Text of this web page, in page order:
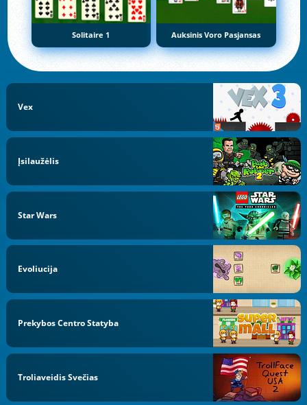
Solitaire 1 Auksinis Voro Pasjansas
Vex
Įsilaužėlis
Star Wars
Evoliucija
Prekybos Centro Statyba
Troliaveidis Svečias